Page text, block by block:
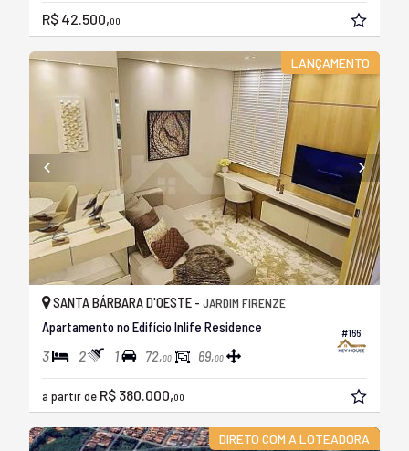
R$ 42.500,00
LANÇAMENTO
#166
SANTA BÁRBARA D'OESTE - JARDIM FIRENZE
Apartamento no Edifício Inlife Residence
3 2 1 72,00 69,00
a partir de R$ 380.000,00
DIRETO COM A LOTEADORA